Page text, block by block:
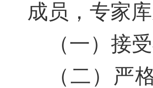
成员，专家
（一） 接受
（二） 严